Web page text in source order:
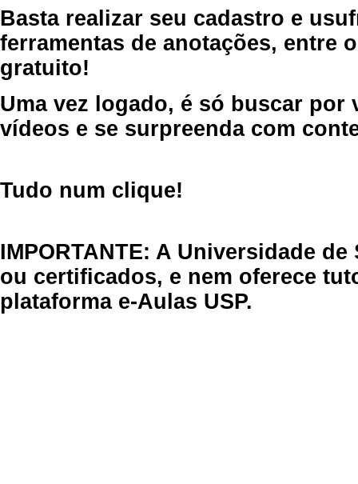
Basta realizar seu cadastro e
ferramentas de anotações, entre
gratuito!
Uma vez logado, é só buscar por
vídeos e se surpreenda com
Tudo num clique!
IMPORTANTE: A Universidade
ou certificados, e nem oferece
plataforma e-Aulas USP.